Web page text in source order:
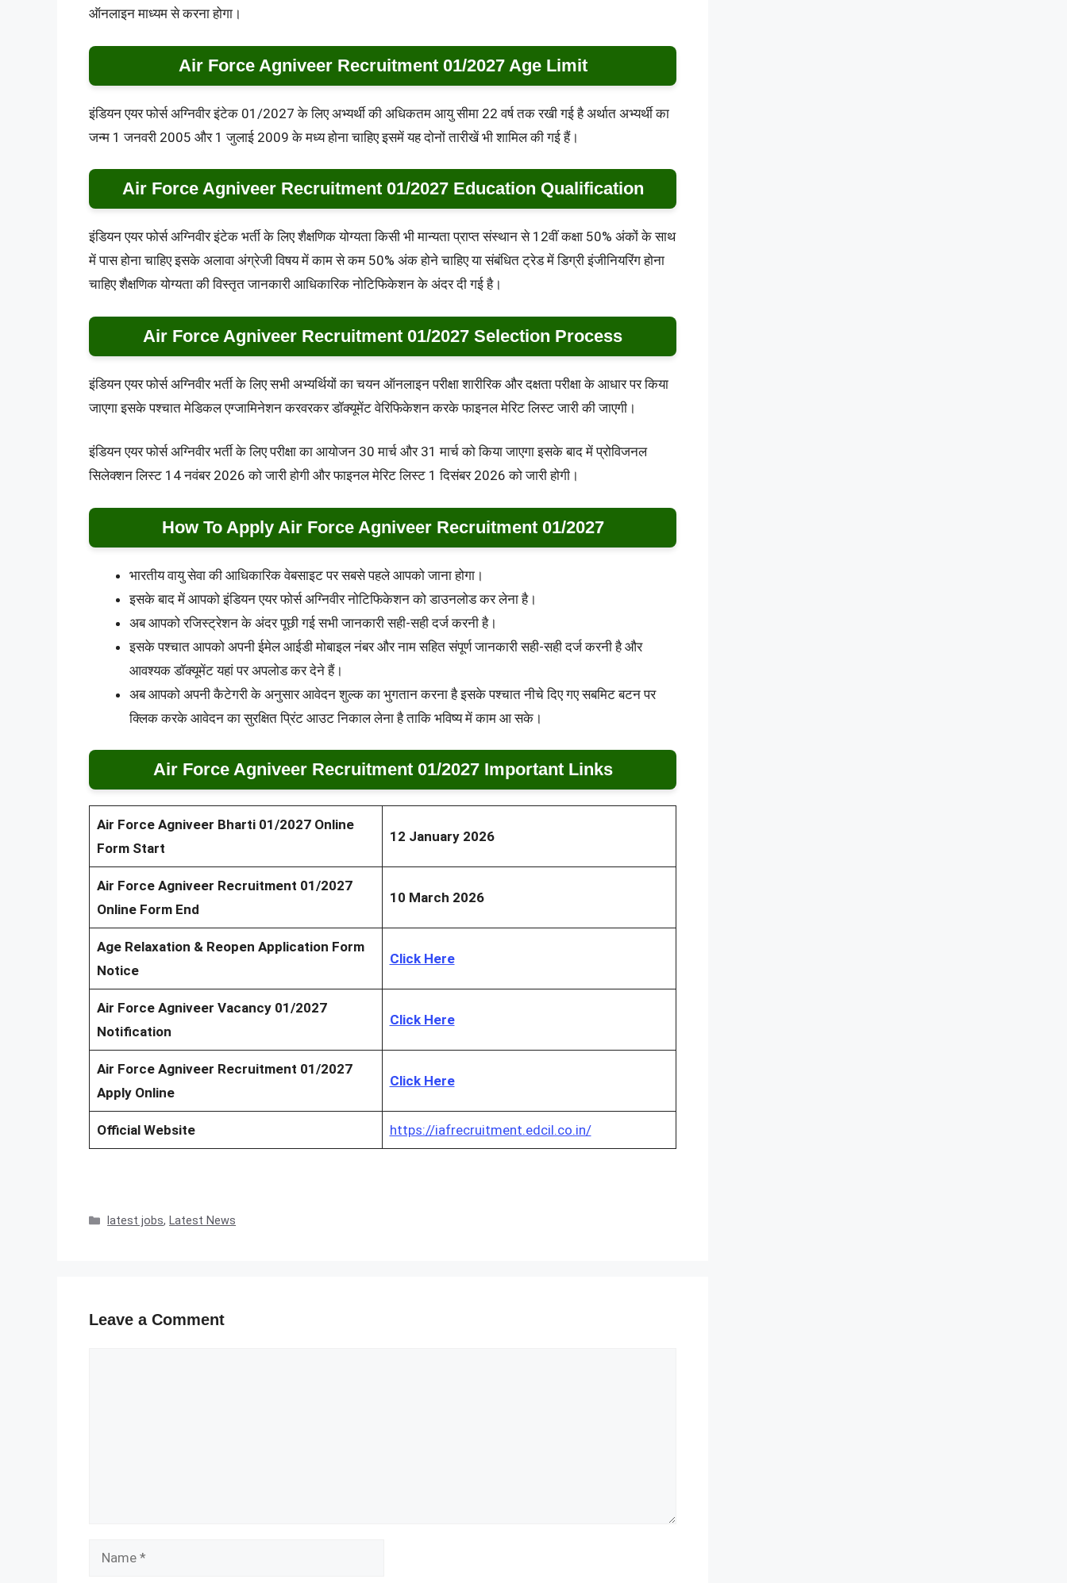
ऑनलाइन माध्यम से करना होगा।
Air Force Agniveer Recruitment 01/2027 Age Limit
इंडियन एयर फोर्स अग्निवीर इंटेक 01/2027 के लिए अभ्यर्थी की अधिकतम आयु सीमा 22 वर्ष तक रखी गई है अर्थात अभ्यर्थी का
जन्म 1 जनवरी 2005 और 1 जुलाई 2009 के मध्य होना चाहिए इसमें यह दोनों तारीखें भी शामिल की गई हैं।
Air Force Agniveer Recruitment 01/2027 Education Qualification
इंडियन एयर फोर्स अग्निवीर इंटेक भर्ती के लिए शैक्षणिक योग्यता किसी भी मान्यता प्राप्त संस्थान से 12वीं कक्षा 50% अंकों के साथ
में पास होना चाहिए इसके अलावा अंग्रेजी विषय में काम से कम 50% अंक होने चाहिए या संबंधित ट्रेड में डिग्री इंजीनियरिंग होना
चाहिए शैक्षणिक योग्यता की विस्तृत जानकारी आधिकारिक नोटिफिकेशन के अंदर दी गई है।
Air Force Agniveer Recruitment 01/2027 Selection Process
इंडियन एयर फोर्स अग्निवीर भर्ती के लिए सभी अभ्यर्थियों का चयन ऑनलाइन परीक्षा शारीरिक और दक्षता परीक्षा के आधार पर किया
जाएगा इसके पश्चात मेडिकल एग्जामिनेशन करवरकर डॉक्यूमेंट वेरिफिकेशन करके फाइनल मेरिट लिस्ट जारी की जाएगी।
इंडियन एयर फोर्स अग्निवीर भर्ती के लिए परीक्षा का आयोजन 30 मार्च और 31 मार्च को किया जाएगा इसके बाद में प्रोविजनल
सिलेक्शन लिस्ट 14 नवंबर 2026 को जारी होगी और फाइनल मेरिट लिस्ट 1 दिसंबर 2026 को जारी होगी।
How To Apply Air Force Agniveer Recruitment 01/2027
भारतीय वायु सेवा की आधिकारिक वेबसाइट पर सबसे पहले आपको जाना होगा।
इसके बाद में आपको इंडियन एयर फोर्स अग्निवीर नोटिफिकेशन को डाउनलोड कर लेना है।
अब आपको रजिस्ट्रेशन के अंदर पूछी गई सभी जानकारी सही-सही दर्ज करनी है।
इसके पश्चात आपको अपनी ईमेल आईडी मोबाइल नंबर और नाम सहित संपूर्ण जानकारी सही-सही दर्ज करनी है और
आवश्यक डॉक्यूमेंट यहां पर अपलोड कर देने हैं।
अब आपको अपनी कैटेगरी के अनुसार आवेदन शुल्क का भुगतान करना है इसके पश्चात नीचे दिए गए सबमिट बटन पर
क्लिक करके आवेदन का सुरक्षित प्रिंट आउट निकाल लेना है ताकि भविष्य में काम आ सके।
Air Force Agniveer Recruitment 01/2027 Important Links
Air Force Agniveer Bharti 01/2027 Online
Form Start
12 January 2026
Air Force Agniveer Recruitment 01/2027
Online Form End
10 March 2026
Age Relaxation & Reopen Application Form
Notice
Click Here
Air Force Agniveer Vacancy 01/2027
Notification
Click Here
Air Force Agniveer Recruitment 01/2027
Apply Online
Click Here
Official Website https://iafrecruitment.edcil.co.in/
Categories
latest jobs, Latest News
Leave a Comment
Name